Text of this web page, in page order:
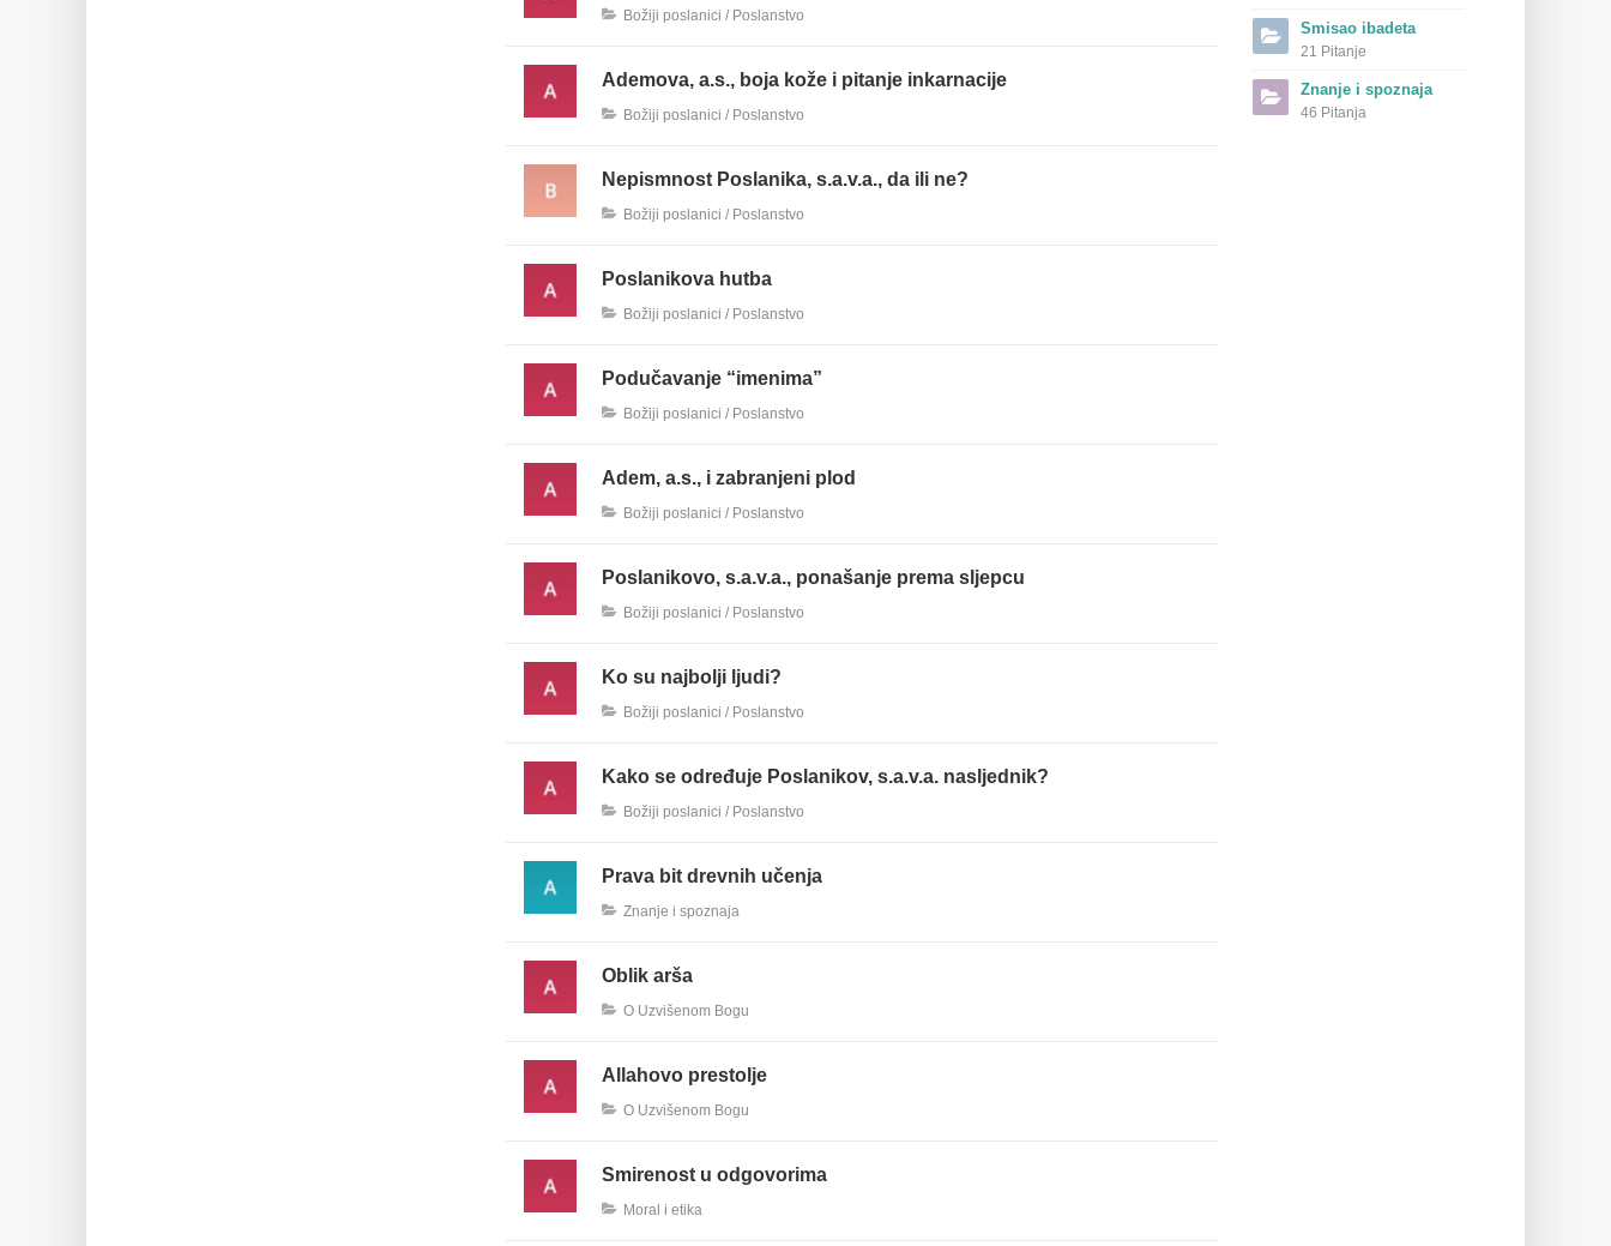
Božiji poslanici / Poslanstvo
Ademova, a.s., boja kože i pitanje inkarnacije
Božiji poslanici / Poslanstvo
Nepismnost Poslanika, s.a.v.a., da ili ne?
Božiji poslanici / Poslanstvo
Poslanikova hutba
Božiji poslanici / Poslanstvo
Podučavanje “imenima”
Božiji poslanici / Poslanstvo
Adem, a.s., i zabranjeni plod
Božiji poslanici / Poslanstvo
Poslanikovo, s.a.v.a., ponašanje prema sljepcu
Božiji poslanici / Poslanstvo
Ko su najbolji ljudi?
Božiji poslanici / Poslanstvo
Kako se određuje Poslanikov, s.a.v.a. nasljednik?
Božiji poslanici / Poslanstvo
Prava bit drevnih učenja
Znanje i spoznaja
Oblik arša
O Uzvišenom Bogu
Allahovo prestolje
O Uzvišenom Bogu
Smirenost u odgovorima
Moral i etika
Smisao ibadeta
21 Pitanje
Znanje i spoznaja
46 Pitanja